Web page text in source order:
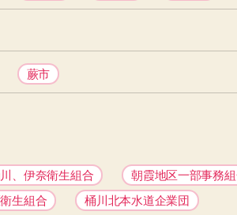
蕨市
川、伊奈衛生組合 朝霞地区一部事務
生組合
桶川北本水道企業団